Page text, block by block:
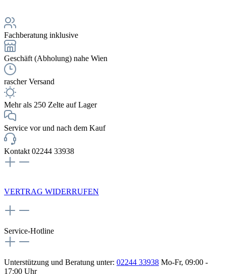
Fachberatung inklusive
Geschäft (Abholung) nahe Wien
rascher Versand
Mehr als 250 Zelte auf Lager
Service vor und nach dem Kauf
Kontakt 02244 33938
VERTRAG WIDERRUFEN
Service-Hotline
Unterstützung und Beratung unter: 02244 33938 Mo-Fr, 09:00 -
17:00 Uhr